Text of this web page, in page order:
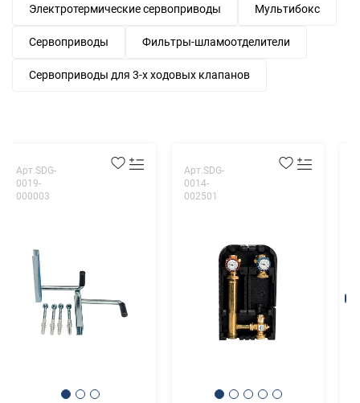
Электротермические сервоприводы Мультибокс
Сервоприводы Фильтры-шламоотделители
Сервоприводы для 3-х ходовых клапанов
Арт.SDG-
0019-
000003
Арт.SDG-
0014-
002501